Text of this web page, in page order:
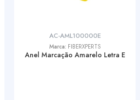
AC-AML100000E
Marca: FIBERXPERTS
Anel Marcação Amarelo Letra E